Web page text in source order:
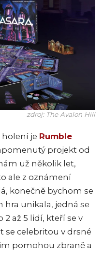
zdroj: The Avalon Hill
je Rumble
projekt od
už několik let,
ale z oznámení
konečně bychom se
hra unikala, jedná se
až 5 lidí, kteří se v
se celebritou v drsné
pomohou zbraně a